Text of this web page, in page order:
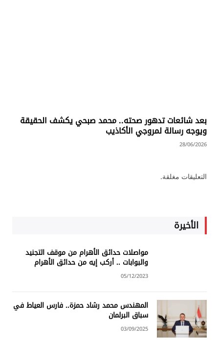
بعد شائعات تدهور صحته.. محمد صبحي يكشف الحقيقة
ويوجه رسالة لمروجي الأكاذيب
28/06/2026
التعليقات مغلقة.
الأخيرة
مواصلات حدائق الأهرام من موقف التجنيد
والبوابات .. أركب إيه من حدائق الأهرام
05/12/2023
المهندس محمد رشاد حمزة.. فارس العياط في
سباق البرلمان
03/09/2025